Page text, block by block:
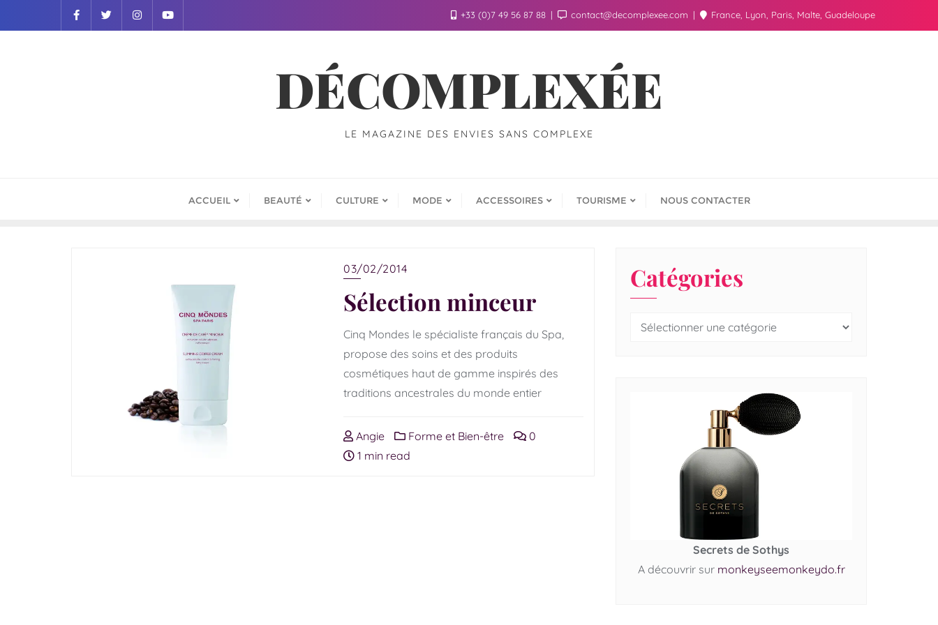
+33 (0)7 49 56 87 88 contact@decomplexee.com France, Lyon, Paris, Malte, Guadeloupe
DÉCOMPLEXÉE
LE MAGAZINE DES ENVIES SANS COMPLEXE
ACCUEIL BEAUTÉ CULTURE MODE ACCESSOIRES TOURISME NOUS CONTACTER
03/02/2014
Sélection minceur
Cinq Mondes le spécialiste français du Spa,
propose des soins et des produits
cosmétiques haut de gamme inspirés des
traditions ancestrales du monde entier
Angie Forme et Bien-être
0
1 min read
Catégories
Secrets de Sothys
A découvrir sur monkeyseemonkeydo.fr